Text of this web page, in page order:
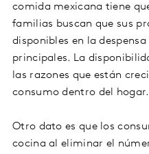
comida mexicana tiene
familias buscan que sus
disponibles en la
principales. La
las razones que están
consumo dentro del hogar.
Otro dato es que los
cocina al eliminar el